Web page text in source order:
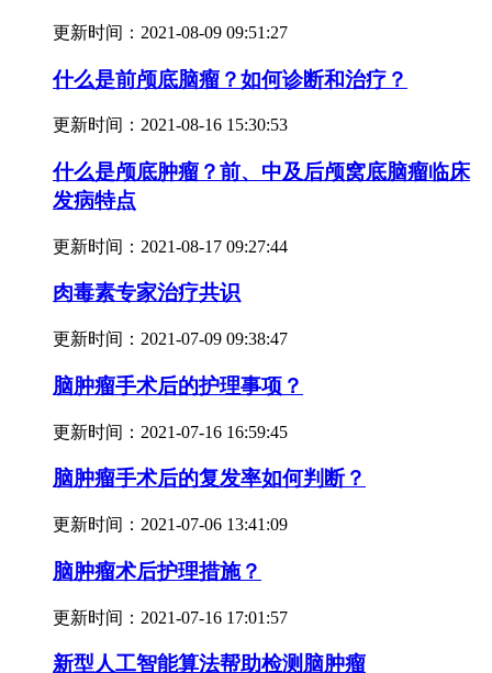
更新时间： 2021-08-09 09:51:27
什么是前颅底脑瘤？如何诊断和治疗？
更新时间： 2021-08-16 15:30:53
什么是颅底肿瘤？前、中及后颅窝底脑瘤临床
发病特点
更新时间： 2021-08-17 09:27:44
肉毒素专家治疗共识
更新时间： 2021-07-09 09:38:47
脑肿瘤手术后的护理事项？
更新时间： 2021-07-16 16:59:45
脑肿瘤手术后的复发率如何判断？
更新时间： 2021-07-06 13:41:09
脑肿瘤术后护理措施？
更新时间： 2021-07-16 17:01:57
新型人工智能算法帮助检测脑肿瘤